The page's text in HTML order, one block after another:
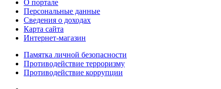
О портале
Персональные данные
Сведения о доходах
Карта сайта
Интернет-магазин
Памятка личной безопасности
Противодействие терроризму
Противодействие коррупции